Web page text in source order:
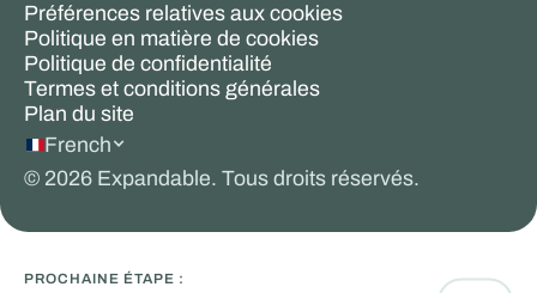
Préférences relatives aux cookies
Politique en matière de cookies
Politique de confidentialité
Termes et conditions générales
Plan du site
French
© 2026 Expandable. Tous droits réservés.
PROCHAINE ÉTAPE :